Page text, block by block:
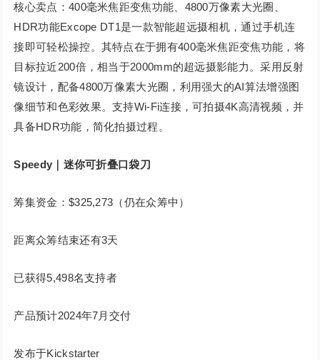
核心卖点：400毫米焦距变焦功能、4800万像素大光圈、
HDR功能Excope DT1是一款智能超远摄相机，通过手机连
接即可轻松操控。其特点在于拥有400毫米焦距变焦功能，将
目标拉近200倍，相当于2000mm的超远摄影能力。采用反射
镜设计，配备4800万像素大光圈，利用强大的AI算法增强图
像细节和色彩效果。支持Wi-Fi连接，可拍摄4K高清视频，并
具备HDR功能，简化拍摄过程。
Speedy｜迷你可折叠口袋刀
筹集资金：$325,273（仍在众筹中）
距离众筹结束还有3天
已获得5,498名支持者
产品预计2024年7月交付
发布于Kickstarter